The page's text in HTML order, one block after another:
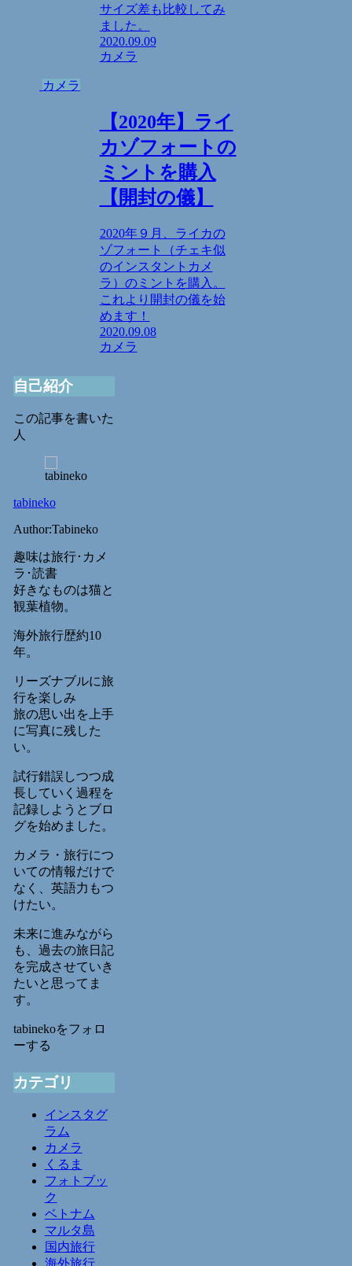
サイズ差も比較してみ
ました。
2020.09.09
カメラ
カメラ
【2020年】ライ
カゾフォートの
ミントを購入
【開封の儀】
2020年９月、ライカの
ゾフォート（チェキ似
のインスタントカメ
ラ）のミントを購入。
これより開封の儀を始
めます！
2020.09.08
カメラ
自己紹介
この記事を書いた
人
tabineko
Author:Tabineko
趣味は旅行･カメ
ラ･読書
好きなものは猫と
観葉植物。
海外旅行歴約10
年。
リーズナブルに旅
行を楽しみ
旅の思い出を上手
に写真に残した
い。
試行錯誤しつつ成
長していく過程を
記録しようとブロ
グを始めました。
カメラ・旅行につ
いての情報だけで
なく、英語力もつ
けたい。
未来に進みながら
も、過去の旅日記
を完成させていき
たいと思ってま
す。
tabinekoをフォロ
ーする
カテゴリ
インスタグ
ラム
カメラ
くるま
フォトブッ
ク
ベトナム
マルタ島
国内旅行